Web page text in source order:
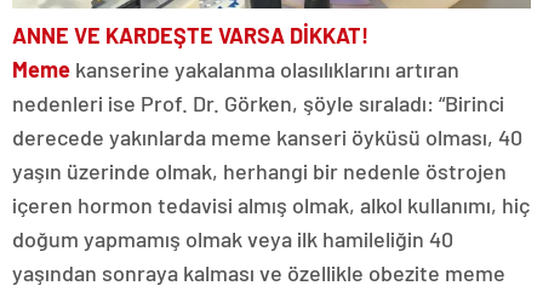
ANNE VE KARDEŞTE VARSA DİKKAT!
Meme kanserine yakalanma olasılıklarını artıran
nedenleri ise Prof. Dr. Görken, şöyle sıraladı: “Birinci
derecede yakınlarda meme kanseri öyküsü olması, 40
yaşın üzerinde olmak, herhangi bir nedenle östrojen
içeren hormon tedavisi almış olmak, alkol kullanımı, hiç
doğum yapmamış olmak veya ilk hamileliğin 40
yaşından sonraya kalması ve özellikle obezite meme